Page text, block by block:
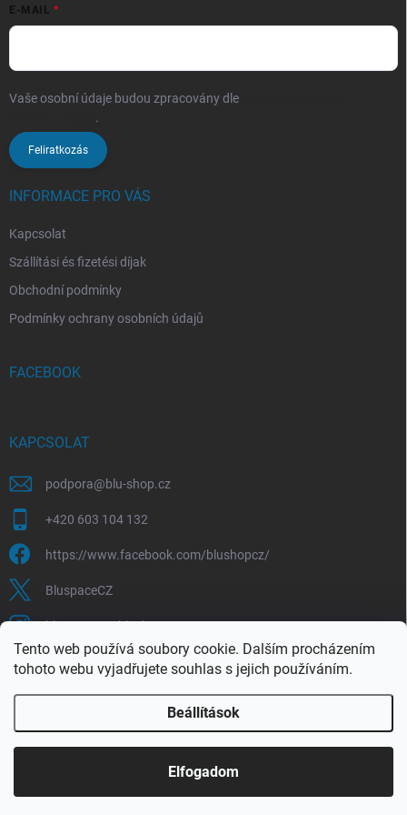
Tento web používá soubory cookie. Dalším procházením
tohoto webu vyjadřujete souhlas s jejich používáním.
Beállítások
Elfogadom
E-MAIL
Vaše osobní údaje budou zpracovány dle
.
Feliratkozás
INFORMACE PRO VÁS
Kapcsolat
Szállítási és fizetési díjak
Obchodní podmínky
Podmínky ochrany osobních údajů
FACEBOOK
KAPCSOLAT
podpora@blu-shop.cz
+420 603 104 132
https://www.facebook.com/blushopcz/
BluspaceCZ
bluspace.cz_blushop.cz
Blu-space.cz Blu-shop.cz Štěpán Čermák
Blu-shop.cz . Minden jog fenntartva.